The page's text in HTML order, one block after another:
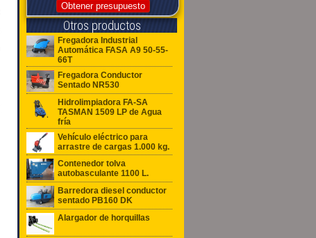
Obtener presupuesto
Otros productos
Fregadora Industrial
Automática FASA A9 50-55-
66T
Fregadora Conductor
Sentado NR530
Hidrolimpiadora FA-SA
TASMAN 1509 LP de Agua
fría
Vehículo eléctrico para
arrastre de cargas 1.000 kg.
Contenedor tolva
autobasculante 1100 L.
Barredora diesel conductor
sentado PB160 DK
Alargador de horquillas